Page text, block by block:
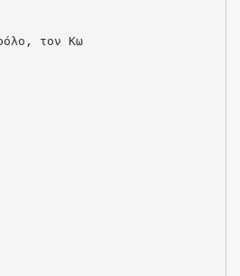
τον Κω